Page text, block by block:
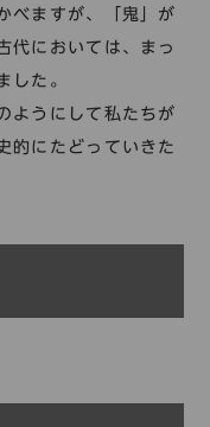
べますが、「鬼」が
代においては、まっ
した。
ようにして私たちが
的にたどっていきた
한국어
黒 黄
中文簡体 한국어